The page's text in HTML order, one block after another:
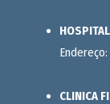
CLINICA